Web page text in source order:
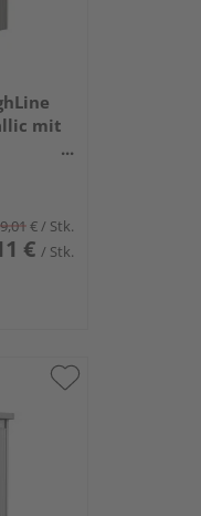
mit
€/ Stk.
€ / Stk.